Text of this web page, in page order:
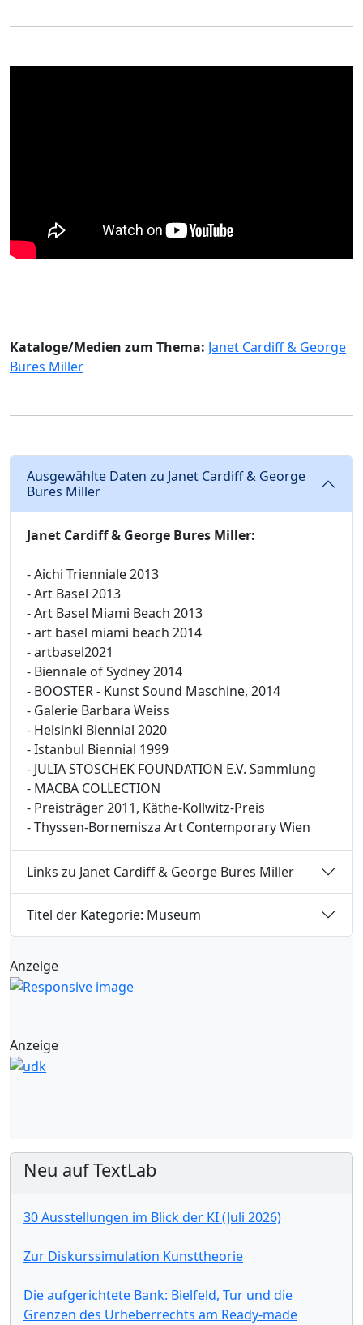
Kataloge/Medien zum Thema: Janet Cardiff & George
Bures Miller
Ausgewählte Daten zu Janet Cardiff & George
Bures Miller
Janet Cardiff & George Bures Miller:
- Aichi Trienniale 2013
- Art Basel 2013
- Art Basel Miami Beach 2013
- art basel miami beach 2014
- artbasel2021
- Biennale of Sydney 2014
- BOOSTER - Kunst Sound Maschine, 2014
- Galerie Barbara Weiss
- Helsinki Biennial 2020
- Istanbul Biennial 1999
- JULIA STOSCHEK FOUNDATION E.V. Sammlung
- MACBA COLLECTION
- Preisträger 2011, Käthe-Kollwitz-Preis
- Thyssen-Bornemisza Art Contemporary Wien
Links zu Janet Cardiff & George Bures Miller
Titel der Kategorie: Museum
Anzeige
Anzeige
Neu auf TextLab
30 Ausstellungen im Blick der KI (Juli 2026)
Zur Diskurssimulation Kunsttheorie
Die aufgerichtete Bank: Bielfeld, Tur und die
Grenzen des Urheberrechts am Ready-made